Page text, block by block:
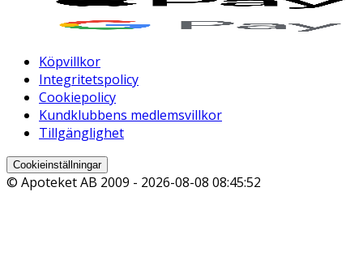
Köpvillkor
Integritetspolicy
Cookiepolicy
Kundklubbens medlemsvillkor
Tillgänglighet
Cookieinställningar
© Apoteket AB 2009 - 2026-08-08 08:45:52